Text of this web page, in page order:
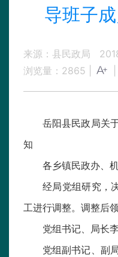
导班子
来源：县民政局
浏览量： 2865
岳阳县民政局关
知
各乡镇民政办、
经局党组研究，
工进行调整。调整后
党组书记、局长
党组副书记、副